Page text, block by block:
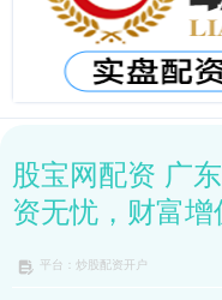
股宝网配资 广
资无忧，财富增
平台：炒股配资开户